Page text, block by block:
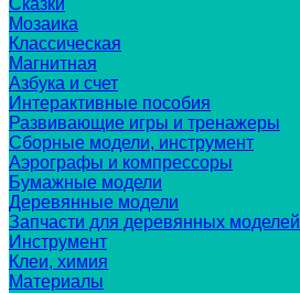
Сказки
Мозаика
Классическая
Магнитная
Азбука и счет
Интерактивные пособия
Развивающие игры и тренажеры
Сборные модели, инструмент
Аэрографы и компрессоры
Бумажные модели
Деревянные модели
Запчасти для деревянных моделей
Инструмент
Клеи, химия
Материалы